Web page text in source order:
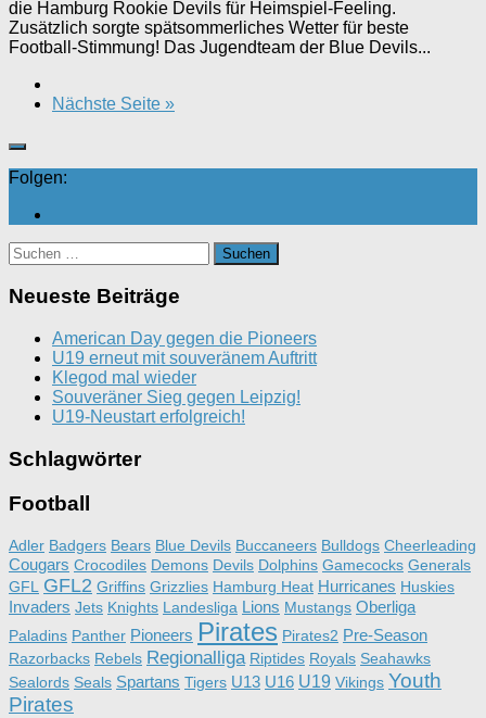
die Hamburg Rookie Devils für Heimspiel-Feeling.
Zusätzlich sorgte spätsommerliches Wetter für beste
Football-Stimmung! Das Jugendteam der Blue Devils...
Nächste Seite »
Folgen:
Suchen
nach:
Neueste Beiträge
American Day gegen die Pioneers
U19 erneut mit souveränem Auftritt
Klegod mal wieder
Souveräner Sieg gegen Leipzig!
U19-Neustart erfolgreich!
Schlagwörter
Football
Adler Badgers Bears Blue Devils Buccaneers Bulldogs Cheerleading
Cougars Crocodiles Demons Devils Dolphins Gamecocks Generals
GFL GFL2 Griffins Grizzlies Hamburg Heat Hurricanes Huskies
Invaders Jets Knights Landesliga Lions Mustangs Oberliga
Paladins Panther Pioneers Pirates Pirates2 Pre-Season
Razorbacks Rebels Regionalliga Riptides Royals Seahawks
Sealords Seals Spartans Tigers U13 U16 U19 Vikings Youth
Pirates